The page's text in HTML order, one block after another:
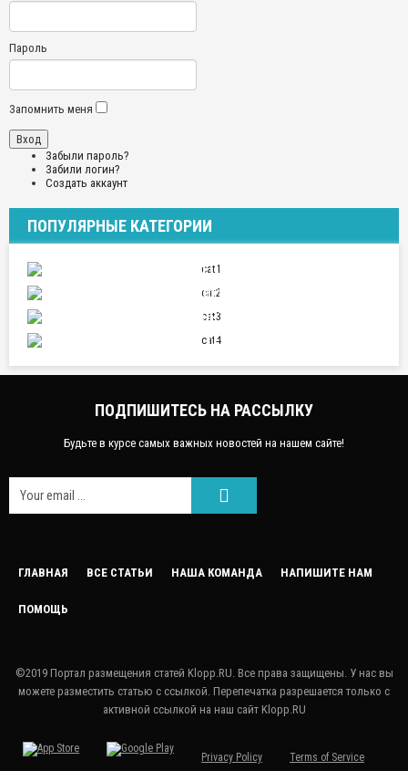
Пароль
Запомнить меня
Забыли пароль?
Забили логин?
Создать аккаунт
ПОПУЛЯРНЫЕ КАТЕГОРИИ
ПУТЕШЕСТВИЯ
ОТНОШЕНИЯ
СПОРТ
НАУКА И ТЕХНИКА
ПОДПИШИТЕСЬ НА РАССЫЛКУ
Будьте в курсе самых важных новостей на нашем сайте!
ГЛАВНАЯ ВСЕ СТАТЬИ НАША КОМАНДА НАПИШИТЕ НАМ
ПОМОЩЬ
©2019 Портал размещения статей Klopp.RU. Все права защищены. У нас вы
можете разместить статью с ссылкой. Перепечатка разрешается только с
активной ссылкой на наш сайт Klopp.RU
Privacy Policy Terms of Service
LINKEDIN